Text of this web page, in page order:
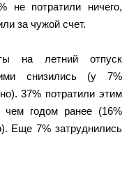
потратили ничего,
за чужой счет.
на летний отпуск
снизились (у 7%
37% потратили этим
годом ранее (16%
Еще 7% затруднились